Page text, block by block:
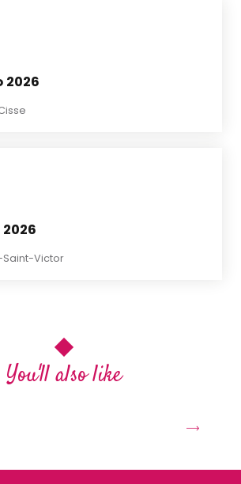
2026
Saint-Victor
You'll also like